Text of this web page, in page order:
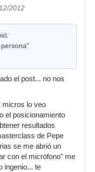
2012
el post... no nos
micros lo veo
el posicionamiento
resultados
de Pepe
se me abrió un
con el micrófono" me
ingenio... te